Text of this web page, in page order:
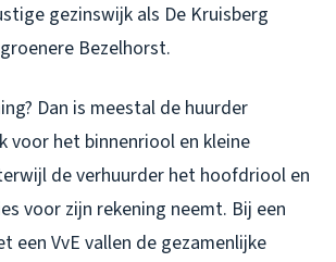
gezinswijk als De Kruisberg
Bezelhorst.
Dan is meestal de huurder
voor het binnenriool en kleine
de verhuurder het hoofdriool en
voor zijn rekening neemt. Bij een
een VvE vallen de gezamenlijke